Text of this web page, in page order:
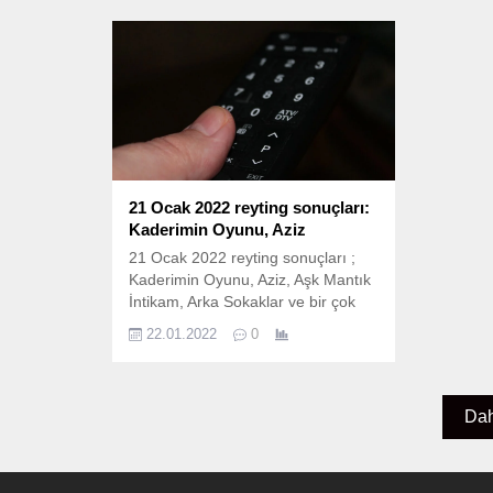
buluştu. İşte 11 Şubat Cuma reyting
sonuçları; 11 Şubat reyting
sonuçları nasıl hesaplanıyor? 11
Şubat 2022 reyting sonuçları Total,
AB ve 20+ABC1 olarak ölçülen
reyting sonuçlarına...
21 Ocak 2022 reyting sonuçları:
Kaderimin Oyunu, Aziz
21 Ocak 2022 reyting sonuçları ;
Kaderimin Oyunu, Aziz, Aşk Mantık
İntikam, Arka Sokaklar ve bir çok
buluştu. İşte 21 Ocak Cuma reyting
belli oluyor....
22.01.2022 0